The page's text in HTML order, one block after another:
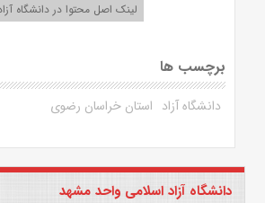
لینک اصل محتوا در دانشگاه
برچسب ها
دانشگاه آزاد استان خراسان رضوی
دانشگاه آزاد اسلامی واحد مشهد